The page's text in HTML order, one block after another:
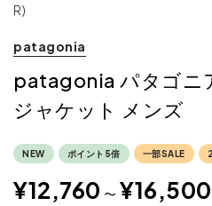
R)
patagonia
patagonia パタゴニ
ジャケット メンズ
NEW ポイント5倍 一部SALE
¥12,760 〜 ¥16,500